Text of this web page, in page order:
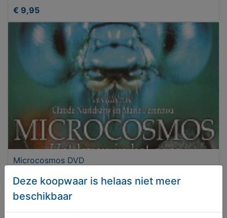
€ 9,95
Microcosmos DVD
€ 9,95
Deze koopwaar is helaas niet meer
beschikbaar